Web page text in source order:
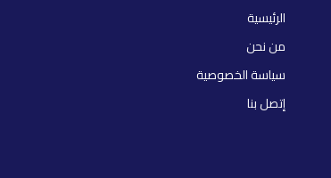
الرئيسية
من نحن
سياسة الخصوصية
إتصل بنا